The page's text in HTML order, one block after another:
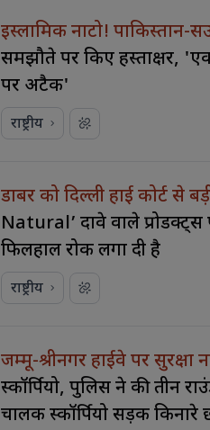
इस्लामिक नाटो! पाकिस्तान-
समझौते पर किए हस्ताक्षर,
पर अटैक'
राष्ट्रीय
डाबर को दिल्ली हाई कोर्ट से
Natural’ दावे वाले
फिलहाल रोक लगा दी है
राष्ट्रीय
जम्मू-श्रीनगर हाईवे पर सुरक्षा
स्कॉर्पियो, पुलिस ने की तीन
चालक स्कॉर्पियो सड़क